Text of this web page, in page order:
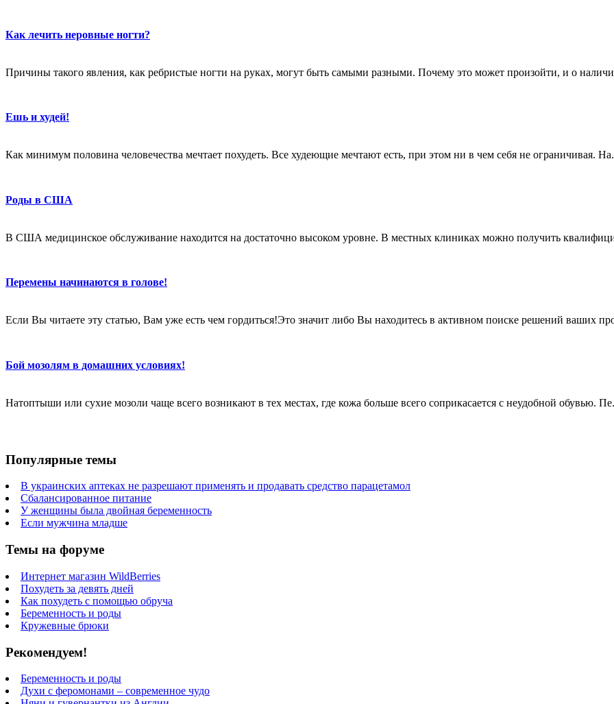
Как лечить неровные ногти?
Причины такого явления, как ребристые ногти на руках, могут быть самыми разными. Почему это может произойти, и о
Ешь и худей!
Как минимум половина человечества мечтает похудеть. Все худеющие мечтают есть, при этом ни в чем себя не ограничивая.
Роды в США
В США медицинское обслуживание находится на достаточно высоком уровне. В местных клиниках можно получить
Перемены начинаются в голове!
Если Вы читаете эту статью, Вам уже есть чем гордиться!Это значит либо Вы находитесь в активном поиске решений ваших
Бой мозолям в домашних условиях!
Натоптыши или сухие мозоли чаще всего возникают в тех местах, где кожа больше всего соприкасается с неудобной обувью.
Популярные темы
В украинских аптеках не разрешают применять и продавать средство парацетамол
Сбалансированное питание
У женщины была двойная беременность
Если мужчина младше
Темы на форуме
Интернет магазин WildBerries
Похудеть за девять дней
Как похудеть с помощью обруча
Беременность и роды
Кружевные брюки
Рекомендуем!
Беременность и роды
Духи с феромонами – современное чудо